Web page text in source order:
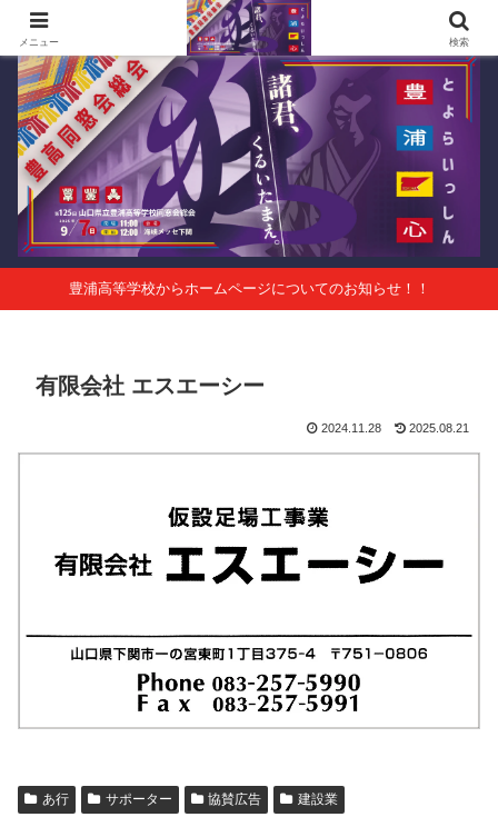
第125回山口県立豊浦高等学校同窓会総会 会報Vol.63
豊浦高等学校からホームページについてのお知らせ！！
有限会社 エスエーシー
2024.11.28 2025.08.21
あ行 サポーター 協賛広告 建設業
メニュー 検索